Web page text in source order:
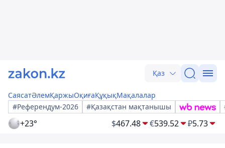
Қаз
СаясатӘлемҚаржыОқиғаҚұқықМақалалар
#Референдум-2026
#Қазақстан мақтанышы
+23° $467.48 €539.52 ₽5.73